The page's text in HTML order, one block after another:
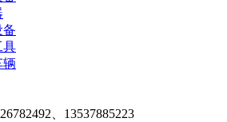
备
具
辆
、13537885223